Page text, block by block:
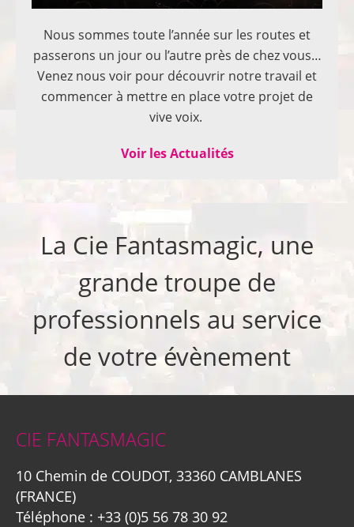
Nous sommes toute l’année sur les routes et
passerons un jour ou l’autre près de chez vous…
Venez nous voir pour découvrir notre travail et
commencer à mettre en place votre projet de
vive voix.
Voir les Actualités
La Cie Fantasmagic, une
grande troupe de
professionnels au service
de votre évènement
CIE FANTASMAGIC
10 Chemin de COUDOT, 33360 CAMBLANES
(FRANCE)
Téléphone : +33 (0)5 56 78 30 92